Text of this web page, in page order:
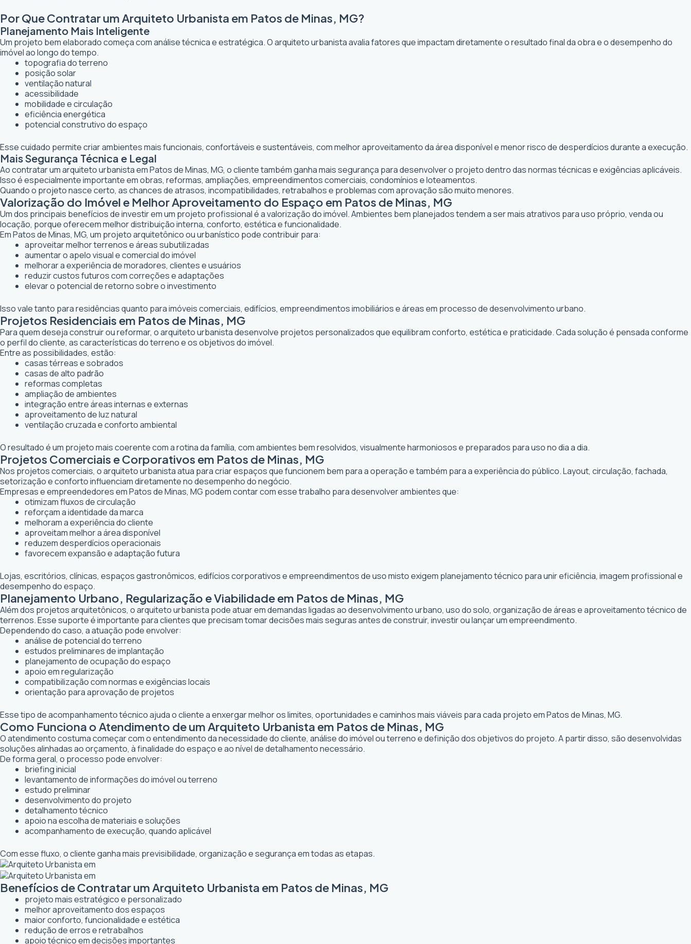
Por Que Contratar um Arquiteto Urbanista em Patos de Minas, MG?
Planejamento Mais Inteligente
Um projeto bem elaborado começa com análise técnica e estratégica. O arquiteto urbanista avalia fatores que impactam diretamente o resultado final da obra e o desempenho do
imóvel ao longo do tempo.
topografia do terreno
posição solar
ventilação natural
acessibilidade
mobilidade e circulação
eficiência energética
potencial construtivo do espaço
Esse cuidado permite criar ambientes mais funcionais, confortáveis e sustentáveis, com melhor aproveitamento da área disponível e menor risco de desperdícios durante a execução.
Mais Segurança Técnica e Legal
Ao contratar um arquiteto urbanista em Patos de Minas, MG, o cliente também ganha mais segurança para desenvolver o projeto dentro das normas técnicas e exigências aplicáveis.
Isso é especialmente importante em obras, reformas, ampliações, empreendimentos comerciais, condomínios e loteamentos.
Quando o projeto nasce certo, as chances de atrasos, incompatibilidades, retrabalhos e problemas com aprovação são muito menores.
Valorização do Imóvel e Melhor Aproveitamento do Espaço em Patos de Minas, MG
Um dos principais benefícios de investir em um projeto profissional é a valorização do imóvel. Ambientes bem planejados tendem a ser mais atrativos para uso próprio, venda ou
locação, porque oferecem melhor distribuição interna, conforto, estética e funcionalidade.
Em Patos de Minas, MG, um projeto arquitetônico ou urbanístico pode contribuir para:
aproveitar melhor terrenos e áreas subutilizadas
aumentar o apelo visual e comercial do imóvel
melhorar a experiência de moradores, clientes e usuários
reduzir custos futuros com correções e adaptações
elevar o potencial de retorno sobre o investimento
Isso vale tanto para residências quanto para imóveis comerciais, edifícios, empreendimentos imobiliários e áreas em processo de desenvolvimento urbano.
Projetos Residenciais em Patos de Minas, MG
Para quem deseja construir ou reformar, o arquiteto urbanista desenvolve projetos personalizados que equilibram conforto, estética e praticidade. Cada solução é pensada conforme
o perfil do cliente, as características do terreno e os objetivos do imóvel.
Entre as possibilidades, estão:
casas térreas e sobrados
casas de alto padrão
reformas completas
ampliação de ambientes
integração entre áreas internas e externas
aproveitamento de luz natural
ventilação cruzada e conforto ambiental
O resultado é um projeto mais coerente com a rotina da família, com ambientes bem resolvidos, visualmente harmoniosos e preparados para uso no dia a dia.
Projetos Comerciais e Corporativos em Patos de Minas, MG
Nos projetos comerciais, o arquiteto urbanista atua para criar espaços que funcionem bem para a operação e também para a experiência do público. Layout, circulação, fachada,
setorização e conforto influenciam diretamente no desempenho do negócio.
Empresas e empreendedores em Patos de Minas, MG podem contar com esse trabalho para desenvolver ambientes que:
otimizam fluxos de circulação
reforçam a identidade da marca
melhoram a experiência do cliente
aproveitam melhor a área disponível
reduzem desperdícios operacionais
favorecem expansão e adaptação futura
Lojas, escritórios, clínicas, espaços gastronômicos, edifícios corporativos e empreendimentos de uso misto exigem planejamento técnico para unir eficiência, imagem profissional e
desempenho do espaço.
Planejamento Urbano, Regularização e Viabilidade em Patos de Minas, MG
Além dos projetos arquitetônicos, o arquiteto urbanista pode atuar em demandas ligadas ao desenvolvimento urbano, uso do solo, organização de áreas e aproveitamento técnico de
terrenos. Esse suporte é importante para clientes que precisam tomar decisões mais seguras antes de construir, investir ou lançar um empreendimento.
Dependendo do caso, a atuação pode envolver:
análise de potencial do terreno
estudos preliminares de implantação
planejamento de ocupação do espaço
apoio em regularização
compatibilização com normas e exigências locais
orientação para aprovação de projetos
Esse tipo de acompanhamento técnico ajuda o cliente a enxergar melhor os limites, oportunidades e caminhos mais viáveis para cada projeto em Patos de Minas, MG.
Como Funciona o Atendimento de um Arquiteto Urbanista em Patos de Minas, MG
O atendimento costuma começar com o entendimento da necessidade do cliente, análise do imóvel ou terreno e definição dos objetivos do projeto. A partir disso, são desenvolvidas
soluções alinhadas ao orçamento, à finalidade do espaço e ao nível de detalhamento necessário.
De forma geral, o processo pode envolver:
briefing inicial
levantamento de informações do imóvel ou terreno
estudo preliminar
desenvolvimento do projeto
detalhamento técnico
apoio na escolha de materiais e soluções
acompanhamento de execução, quando aplicável
Com esse fluxo, o cliente ganha mais previsibilidade, organização e segurança em todas as etapas.
Benefícios de Contratar um Arquiteto Urbanista em Patos de Minas, MG
projeto mais estratégico e personalizado
melhor aproveitamento dos espaços
maior conforto, funcionalidade e estética
redução de erros e retrabalhos
apoio técnico em decisões importantes